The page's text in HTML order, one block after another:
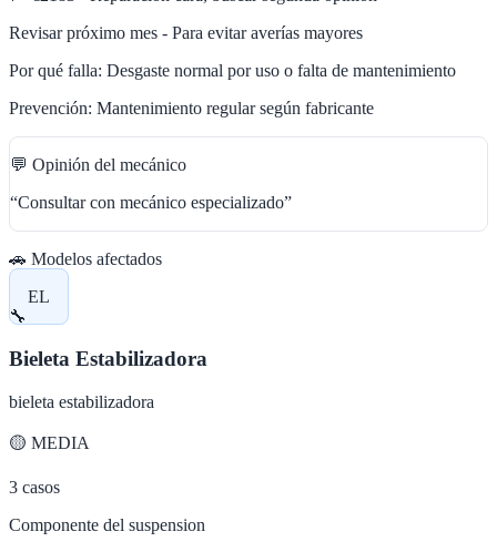
Revisar próximo mes - Para evitar averías mayores
Por qué falla: Desgaste normal por uso o falta de mantenimiento
Prevención: Mantenimiento regular según fabricante
💬 Opinión del mecánico
“Consultar con mecánico especializado”
🚗 Modelos afectados
EL
🔧
Bieleta Estabilizadora
bieleta estabilizadora
🟡 MEDIA
3 casos
Componente del suspension